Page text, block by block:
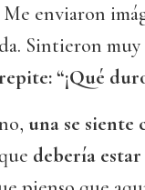
enviaron
Sintieron
“¡Qué
una se siente
debería estar